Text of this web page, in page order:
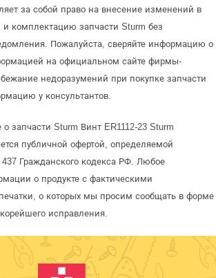
за собой право на внесение изменений в
комплектацию запчасти Sturm без
Пожалуйста, сверяйте информацию о
на официальном сайте фирмы-
недоразумений при покупке запчасти
у консультантов.
запчасти Sturm Винт ER1112-23 Sturm
публичной офертой, определяемой
Гражданского кодекса РФ. Любое
о продукте с фактическими
о которых мы просим сообщать в форме
исправления.